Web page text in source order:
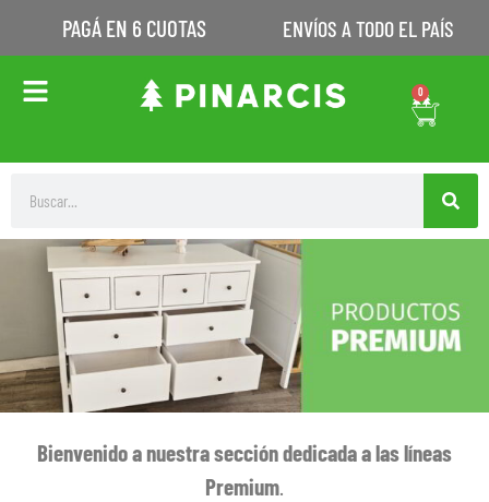
PAGÁ EN 6 CUOTAS ENVÍOS A TODO EL PAÍS
0
Bienvenido a nuestra sección dedicada a las líneas
Premium.